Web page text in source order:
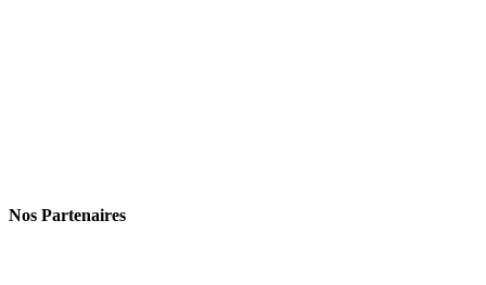
Nos Partenaires